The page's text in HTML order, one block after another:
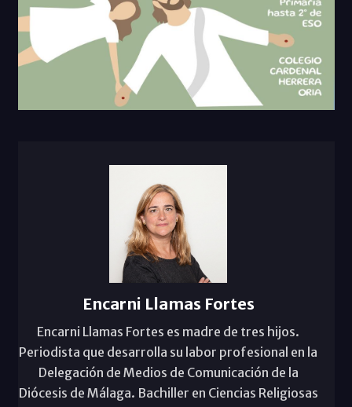
Encarni Llamas Fortes
Encarni Llamas Fortes es madre de tres hijos.
Periodista que desarrolla su labor profesional en la
Delegación de Medios de Comunicación de la
Diócesis de Málaga. Bachiller en Ciencias Religiosas